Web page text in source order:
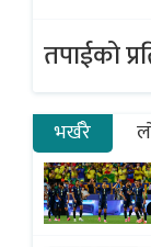
तपाईको
भर्खरै